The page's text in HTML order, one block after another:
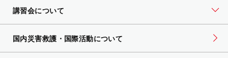
講習会について
国内災害救護・国際活動について